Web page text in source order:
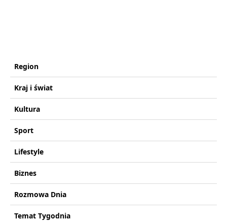
Region
Kraj i świat
Kultura
Sport
Lifestyle
Biznes
Rozmowa Dnia
Temat Tygodnia